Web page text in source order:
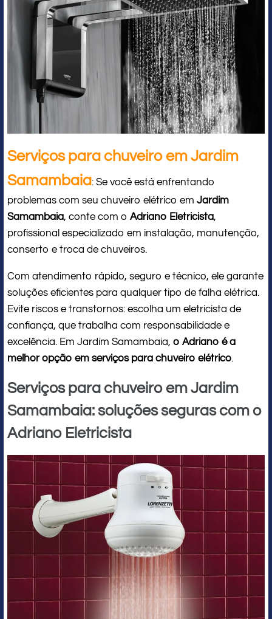
Serviços para chuveiro em Jardim
Samambaia: Se você está enfrentando
problemas com seu chuveiro elétrico em Jardim
Samambaia, conte com o Adriano Eletricista,
profissional especializado em instalação, manutenção,
conserto e troca de chuveiros.
Com atendimento rápido, seguro e técnico, ele garante
soluções eficientes para qualquer tipo de falha elétrica.
Evite riscos e transtornos: escolha um eletricista de
confiança, que trabalha com responsabilidade e
excelência. Em Jardim Samambaia, o Adriano é a
melhor opção em serviços para chuveiro elétrico.
Serviços para chuveiro em Jardim
Samambaia: soluções seguras com o
Adriano Eletricista